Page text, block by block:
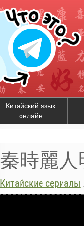
Китайский язык
онлайн
秦時麗人
Китайские сериалы